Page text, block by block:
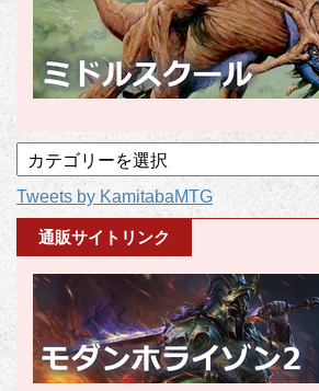
事
カ
テ
Tweets by KamitabaMTG
通販サイトリンク